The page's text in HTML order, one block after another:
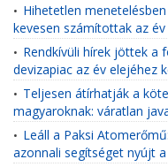
• Hihetetlen
kevesen számítottak az
• Rendkívüli hírek jöttek a
devizapiac az év elejéhez
• Teljesen átírhatják a
magyaroknak: váratlan
• Leáll a Paksi
azonnali segítséget nyújt